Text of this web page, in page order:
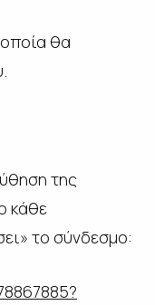
θα
της
κάθε
το σύνδεσμο: